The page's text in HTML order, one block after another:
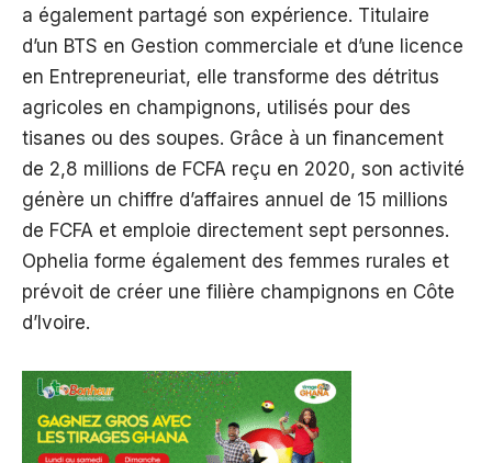
a également partagé son expérience. Titulaire
d’un BTS en Gestion commerciale et d’une licence
en Entrepreneuriat, elle transforme des détritus
agricoles en champignons, utilisés pour des
tisanes ou des soupes. Grâce à un financement
de 2,8 millions de FCFA reçu en 2020, son activité
génère un chiffre d’affaires annuel de 15 millions
de FCFA et emploie directement sept personnes.
Ophelia forme également des femmes rurales et
prévoit de créer une filière champignons en Côte
d’Ivoire.